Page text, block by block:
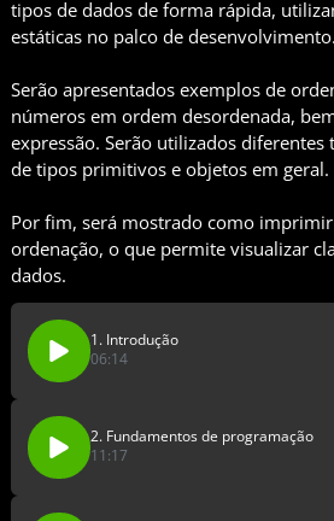
tipos de dados de forma rápida,
estáticas no palco de desenvolvimento.
Serão apresentados exemplos de
números em ordem desordenada,
expressão. Serão utilizados diferentes
de tipos primitivos e objetos em geral.
Por fim, será mostrado como
ordenação, o que permite visualizar
dados.
1. Introdução
06:14
2. Fundamentos de programação
11:17